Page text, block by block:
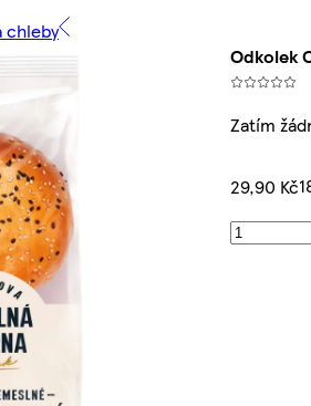
chleby
Odkolek
Zatím
29,90 Kč